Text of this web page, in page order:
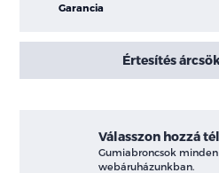
Garancia
Értesítés
Válasszon hozzá
Gumiabroncsok
webáruházunkban.